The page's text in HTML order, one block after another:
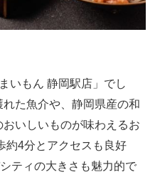
いもん 静岡駅店」でし
た魚介や、静岡県産の和
いしいものが味わえるお
約4分とアクセスも良好
ティの大きさも魅力的で